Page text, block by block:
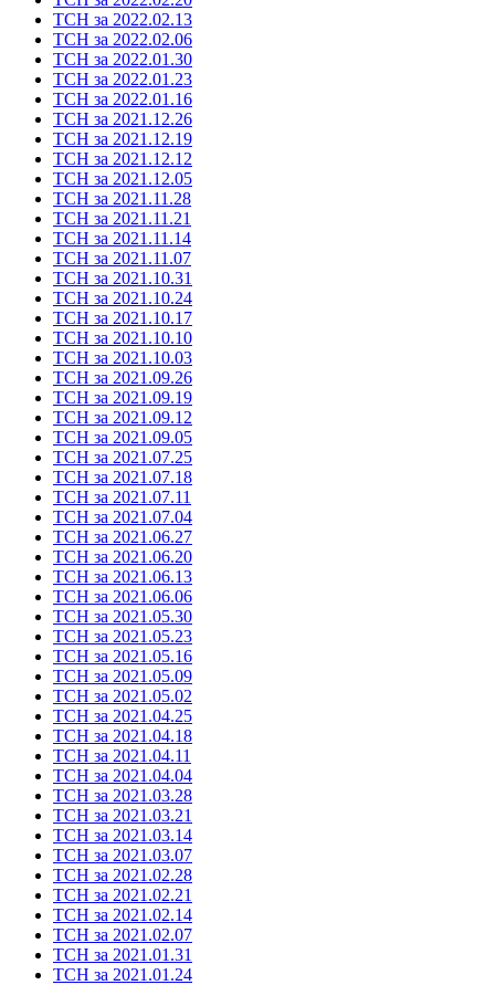
ТСН за 2022.02.13
ТСН за 2022.02.06
ТСН за 2022.01.30
ТСН за 2022.01.23
ТСН за 2022.01.16
ТСН за 2021.12.26
ТСН за 2021.12.19
ТСН за 2021.12.12
ТСН за 2021.12.05
ТСН за 2021.11.28
ТСН за 2021.11.21
ТСН за 2021.11.14
ТСН за 2021.11.07
ТСН за 2021.10.31
ТСН за 2021.10.24
ТСН за 2021.10.17
ТСН за 2021.10.10
ТСН за 2021.10.03
ТСН за 2021.09.26
ТСН за 2021.09.19
ТСН за 2021.09.12
ТСН за 2021.09.05
ТСН за 2021.07.25
ТСН за 2021.07.18
ТСН за 2021.07.11
ТСН за 2021.07.04
ТСН за 2021.06.27
ТСН за 2021.06.20
ТСН за 2021.06.13
ТСН за 2021.06.06
ТСН за 2021.05.30
ТСН за 2021.05.23
ТСН за 2021.05.16
ТСН за 2021.05.09
ТСН за 2021.05.02
ТСН за 2021.04.25
ТСН за 2021.04.18
ТСН за 2021.04.11
ТСН за 2021.04.04
ТСН за 2021.03.28
ТСН за 2021.03.21
ТСН за 2021.03.14
ТСН за 2021.03.07
ТСН за 2021.02.28
ТСН за 2021.02.21
ТСН за 2021.02.14
ТСН за 2021.02.07
ТСН за 2021.01.31
ТСН за 2021.01.24